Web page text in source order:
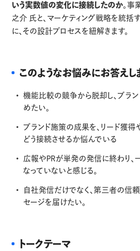
いう実数値の変化に接続したのか。事
之介 氏と、マーケティング戦略を統括
に、その設計プロセスを紐解きます。
このようなお悩みにお答えし
機能比較の競争から脱却し、ブラ
めたい。
ブランド施策の成果を、リード獲
どう接続させるか悩んでいる
広報やPRが単発の発信に終わり、
なっていないと感じる。
自社発信だけでなく、第三者の信
セージを届けたい。
トークテーマ